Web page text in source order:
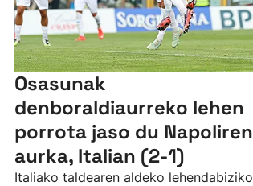
Osasunak
denboraldiaurreko lehen
porrota jaso du Napoliren
aurka, Italian (2-1)
Italiako taldearen aldeko lehendabiziko